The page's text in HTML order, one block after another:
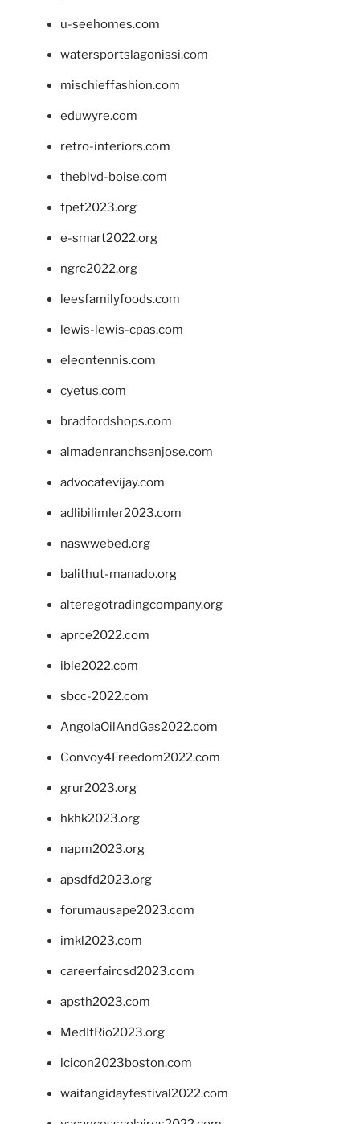
u-seehomes.com
watersportslagonissi.com
mischieffashion.com
eduwyre.com
retro-interiors.com
theblvd-boise.com
fpet2023.org
e-smart2022.org
ngrc2022.org
leesfamilyfoods.com
lewis-lewis-cpas.com
eleontennis.com
cyetus.com
bradfordshops.com
almadenranchsanjose.com
advocatevijay.com
adlibilimler2023.com
naswwebed.org
balithut-manado.org
alteregotradingcompany.org
aprce2022.com
ibie2022.com
sbcc-2022.com
AngolaOilAndGas2022.com
Convoy4Freedom2022.com
grur2023.org
hkhk2023.org
napm2023.org
apsdfd2023.org
forumausape2023.com
imkl2023.com
careerfaircsd2023.com
apsth2023.com
MedItRio2023.org
lcicon2023boston.com
waitangidayfestival2022.com